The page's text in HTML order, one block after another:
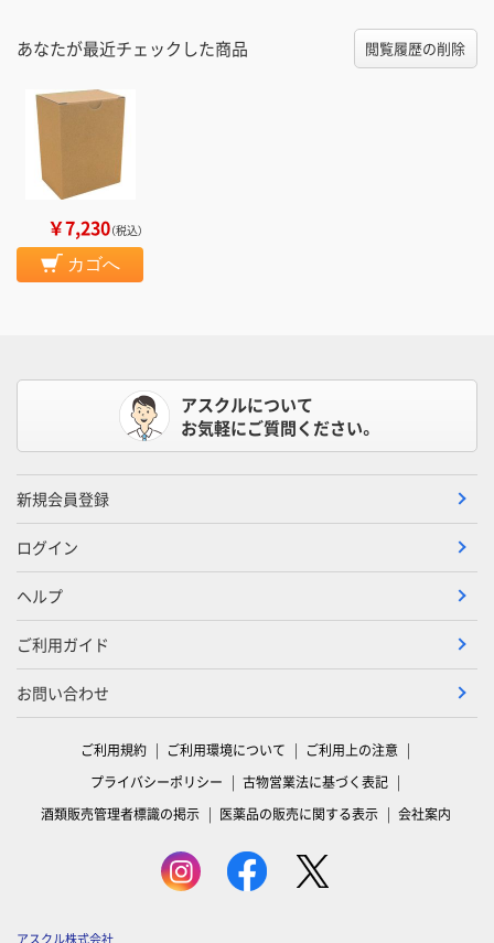
あなたが最近チェックした商品 閲覧履歴の削除
￥7,230（税込）
カゴへ
アスクルについて
お気軽にご質問ください。
新規会員登録
ログイン
ヘルプ
ご利用ガイド
お問い合わせ
ご利用規約 ご利用環境について
ご利用上の注意
プライバシーポリシー
古物営業法に基づく表記
酒類販売管理者標識の掲示
医薬品の販売に関する表示 会社案内
アスクル株式会社